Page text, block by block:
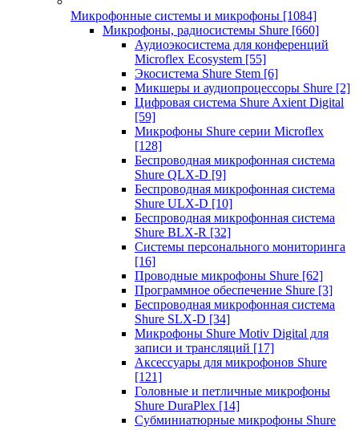
Микрофонные системы и микрофоны [1084]
Микрофоны, радиосистемы Shure [660]
Аудиоэкосистема для конференций
Microflex Ecosystem [55]
Экосистема Shure Stem [6]
Микшеры и аудиопроцессоры Shure [2]
Цифровая система Shure Axient Digital
[59]
Микрофоны Shure серии Microflex
[128]
Беспроводная микрофонная система
Shure QLX-D [9]
Беспроводная микрофонная система
Shure ULX-D [10]
Беспроводная микрофонная система
Shure BLX-R [32]
Системы персонального мониторинга
[16]
Проводные микрофоны Shure [62]
Программное обеспечение Shure [3]
Беспроводная микрофонная система
Shure SLX-D [34]
Микрофоны Shure Motiv Digital для
записи и трансляций [17]
Аксессуары для микрофонов Shure
[121]
Головные и петличные микрофоны
Shure DuraPlex [14]
Субминиатюрные микрофоны Shure